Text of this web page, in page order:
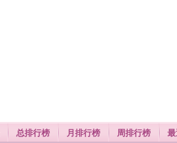
总排行榜 月排行榜 周排行榜